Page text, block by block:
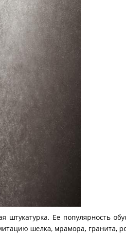
Ее популярность
шелка, мрамора, гранита,